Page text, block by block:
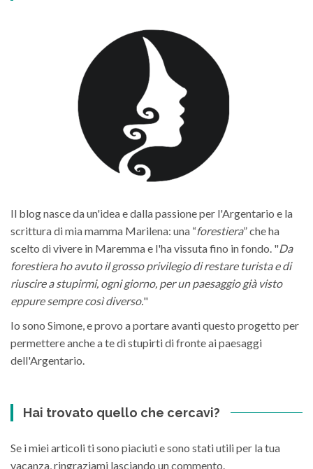
Il blog nasce da un'idea e dalla passione per l'Argentario e la
scrittura di mia mamma Marilena: una “forestiera” che ha
scelto di vivere in Maremma e l'ha vissuta fino in fondo. "Da
forestiera ho avuto il grosso privilegio di restare turista e di
riuscire a stupirmi, ogni giorno, per un paesaggio già visto
eppure sempre così diverso."
Io sono Simone, e provo a portare avanti questo progetto per
permettere anche a te di stupirti di fronte ai paesaggi
dell'Argentario.
Hai trovato quello che cercavi?
Se i miei articoli ti sono piaciuti e sono stati utili per la tua
vacanza, ringraziami lasciando un commento.